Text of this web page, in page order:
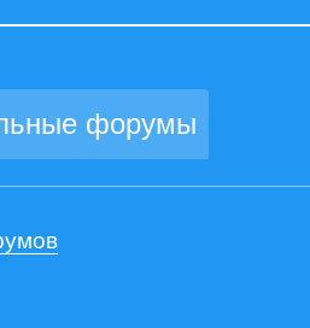
форумы